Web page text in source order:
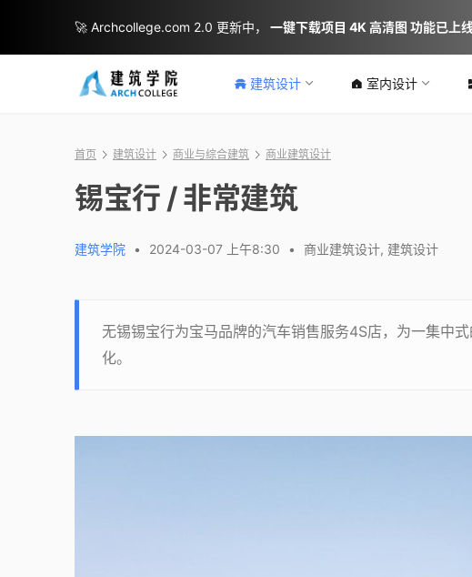
建筑设计 室内设计
首页 建筑设计 商业与综合建筑 商业建筑设计
锡宝行 / 非常建筑
建筑学院 • 2024-03-07 上午8:30 • 商业建筑设计, 建筑设计
无锡锡宝行为宝马品牌的汽车销售服务4S店，为一集中
化。
🚀 Archcollege.com 2.0 更新中， 一键下载项目 4K 高清图 功能已上线